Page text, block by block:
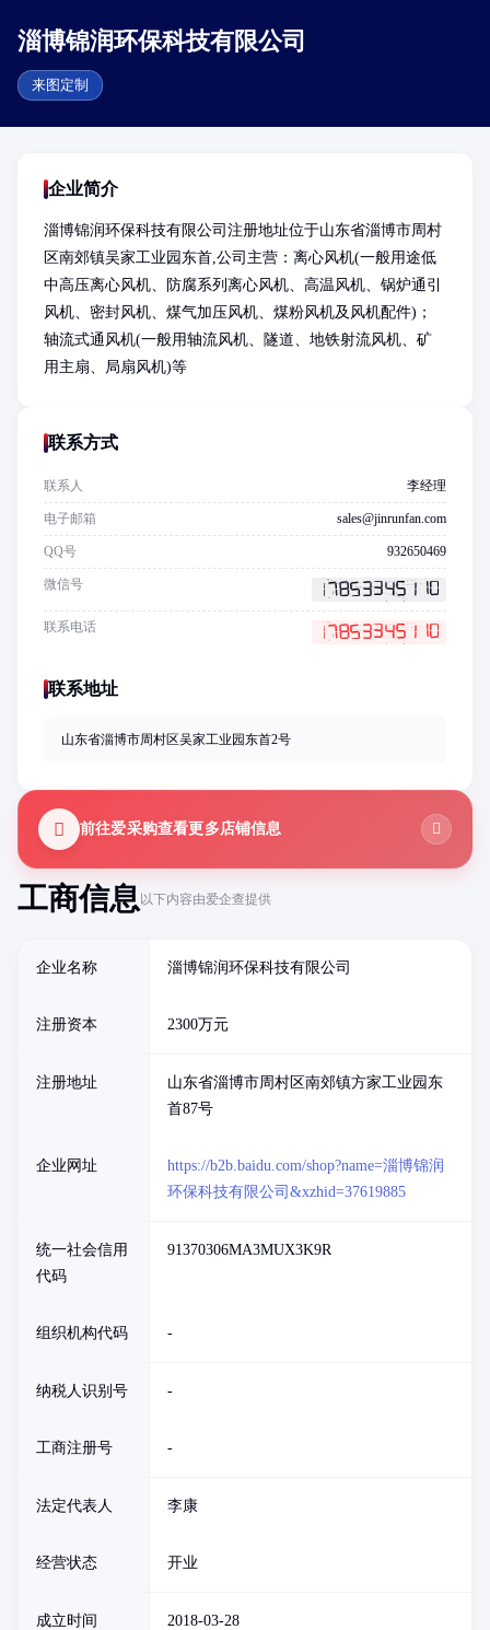
淄博锦润环保科技有限公司
来图定制
工商信息以下内容由爱企查提供
企业名称 淄博锦润环保科技有限公司
注册资本 2300万元
注册地址
山东省淄博市周村区南郊镇方家工业园东
首87号
企业网址
https://b2b.baidu.com/shop?name=淄博锦润
环保科技有限公司&xzhid=37619885
统一社会信用
代码
91370306MA3MUX3K9R
组织机构代码 -
纳税人识别号 -
工商注册号 -
法定代表人 李康
经营状态 开业
成立时间 2018-03-28
企业简介
淄博锦润环保科技有限公司注册地址位于山东省淄博市周村
区南郊镇吴家工业园东首,公司主营：离心风机(一般用途低
中高压离心风机、防腐系列离心风机、高温风机、锅炉通引
风机、密封风机、煤气加压风机、煤粉风机及风机配件)；
轴流式通风机(一般用轴流风机、隧道、地铁射流风机、矿
用主扇、局扇风机)等
联系方式
联系人 李经理
电子邮箱 sales@jinrunfan.com
QQ号 932650469
微信号
联系电话
联系地址
山东省淄博市周村区吴家工业园东首2号
前往爱采购查看更多店铺信息